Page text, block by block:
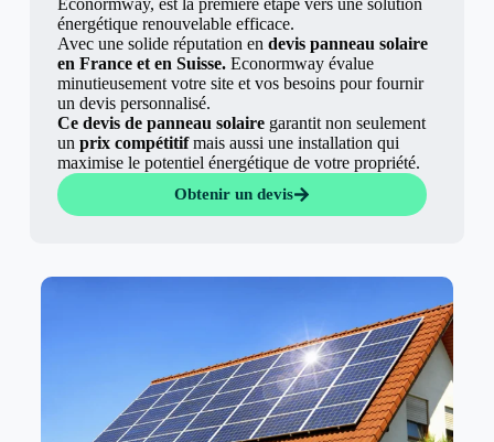
Econormway, est la première étape vers une solution
énergétique renouvelable efficace.
Avec une solide réputation en devis panneau solaire
en France et en Suisse.Econormway évalue
minutieusement votre site et vos besoins pour fournir
un devis personnalisé.
Ce devis de panneau solairegarantit non seulement
un prix compétitifmais aussi une installation qui
maximise le potentiel énergétique de votre propriété.
Obtenir un devis